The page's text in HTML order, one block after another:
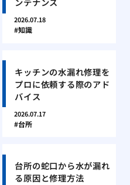
2026.07.18
知識
キッチンの水漏れ修理を
プロに依頼する際のアド
バイス
2026.07.17
台所
台所の蛇口から水が漏れ
る原因と修理方法